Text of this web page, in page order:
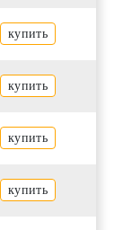
купить
купить
купить
купить